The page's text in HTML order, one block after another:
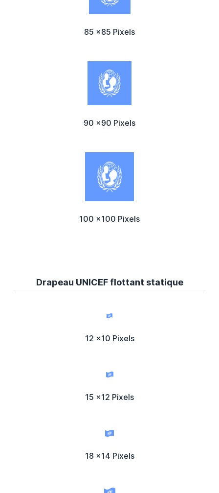
85 x85 Pixels
90 x90 Pixels
100 x100 Pixels
Drapeau UNICEF flottant statique
12 x10 Pixels
15 x12 Pixels
18 x14 Pixels